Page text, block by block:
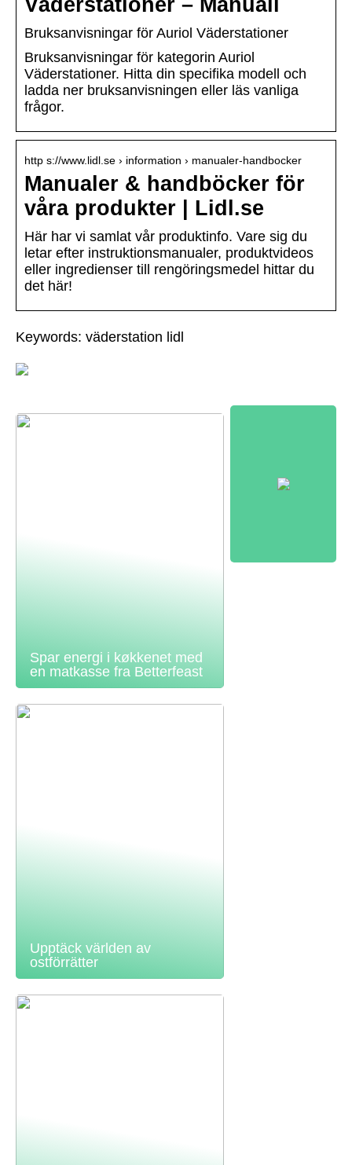
Väderstationer – Manuall
Bruksanvisningar för Auriol Väderstationer
Bruksanvisningar för kategorin Auriol
Väderstationer. Hitta din specifika modell och
ladda ner bruksanvisningen eller läs vanliga
frågor.
http s://www.lidl.se › information › manualer-handbocker
Manualer & handböcker för
våra produkter | Lidl.se
Här har vi samlat vår produktinfo. Vare sig du
letar efter instruktionsmanualer, produktvideos
eller ingredienser till rengöringsmedel hittar du
det här!
Keywords: väderstation lidl
Spar energi i køkkenet med
en matkasse fra Betterfeast
Upptäck världen av
ostförrätter